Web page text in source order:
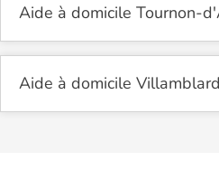
Aide à domicile Tournon-
Aide à domicile